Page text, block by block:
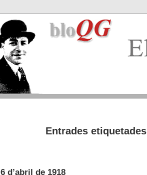
Entrades etiquetades
6 d’abril de 1918